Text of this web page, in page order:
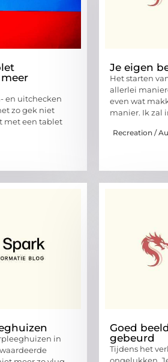
en uitchecken
zo gek niet
met een tablet
Je eigen
Het starten
allerlei
even wat
manier. Ik zal
Recreation /
in
Goed
gebeurd
Tijdens het
ongelukken.